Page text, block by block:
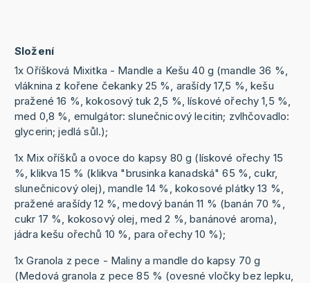
Složení
1x Oříšková Mixitka - Mandle a Kešu 40 g (mandle 36 %,
vláknina z kořene čekanky 25 %, arašídy 17,5 %, kešu
pražené 16 %, kokosový tuk 2,5 %, lískové ořechy 1,5 %,
med 0,8 %, emulgátor: slunečnicový lecitin; zvlhčovadlo:
glycerin; jedlá sůl.);
1x Mix oříšků a ovoce do kapsy 80 g (lískové ořechy 15
%, klikva 15 % (klikva "brusinka kanadská" 65 %, cukr,
slunečnicový olej), mandle 14 %, kokosové plátky 13 %,
pražené arašídy 12 %, medový banán 11 % (banán 70 %,
cukr 17 %, kokosový olej, med 2 %, banánové aroma),
jádra kešu ořechů 10 %, para ořechy 10 %);
1x Granola z pece - Maliny a mandle do kapsy 70 g
(Medová granola z pece 85 % (ovesné vločky bez lepku,